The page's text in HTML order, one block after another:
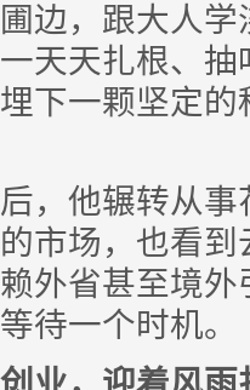
边，跟大人
天天扎根、
下一颗坚定
他辗转从事
市场，也看
外省甚至境
待一个时机。